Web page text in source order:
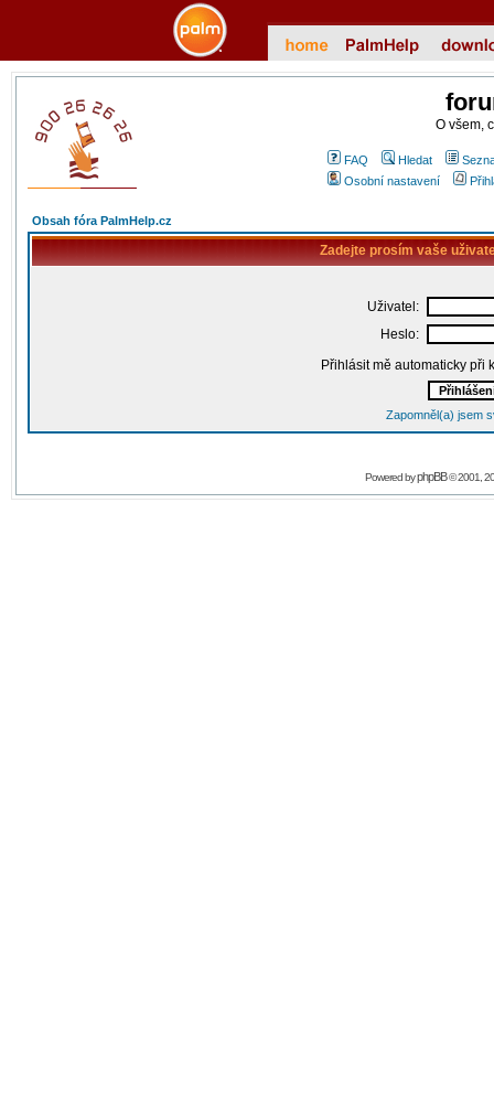
O všem,
FAQ Hledat
Osobní nastavení
Obsah fóra PalmHelp.cz
Zadejte prosím vaše
Uživatel:
Heslo:
Přihlásit mě automaticky při
Zapomněl(a) jsem
Powered byphpBB© 2001,